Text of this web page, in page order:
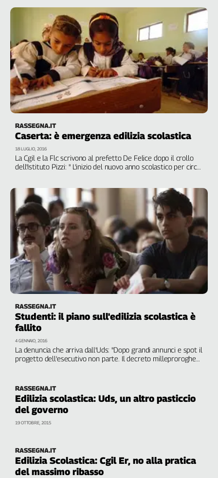
sovra comunali
RASSEGNA.IT
Caserta: è emergenza edilizia scolastica
La Cgil e la Flc scrivono al prefetto De Felice dopo il crollo
dell'Istituto Pizzi: " L'inizio del nuovo anno scolastico per circa
18 LUGLIO, 2016
RASSEGNA.IT
Studenti: il piano sull'edilizia scolastica è
fallito
La denuncia che arriva dall'Uds: "Dopo grandi annunci e spot il
progetto dell'esecutivo non parte. Il decreto milleproroghe
4 GENNAIO, 2016
RASSEGNA.IT
Edilizia scolastica: Uds, un altro pasticcio
del governo
19 OTTOBRE, 2015
RASSEGNA.IT
Edilizia Scolastica: Cgil Er, no alla pratica
del massimo ribasso